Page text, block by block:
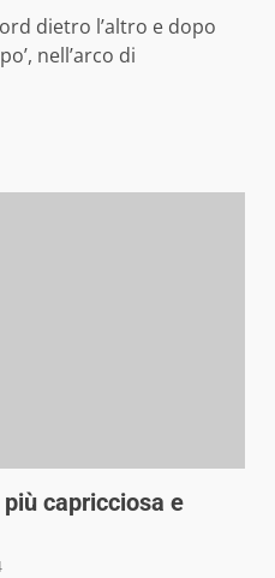
dietro l’altro e dopo
nell’arco di
capricciosa e